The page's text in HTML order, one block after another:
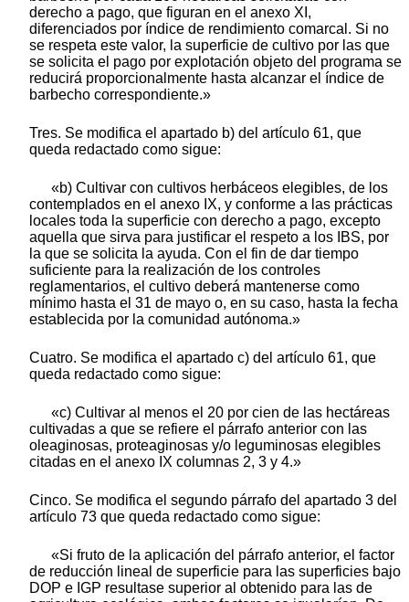
derecho a pago, que figuran en el anexo XI,
diferenciados por índice de rendimiento comarcal. Si no
se respeta este valor, la superficie de cultivo por las que
se solicita el pago por explotación objeto del programa se
reducirá proporcionalmente hasta alcanzar el índice de
barbecho correspondiente.»
Tres. Se modifica el apartado b) del artículo 61, que
queda redactado como sigue:
«b) Cultivar con cultivos herbáceos elegibles, de los
contemplados en el anexo IX, y conforme a las prácticas
locales toda la superficie con derecho a pago, excepto
aquella que sirva para justificar el respeto a los IBS, por
la que se solicita la ayuda. Con el fin de dar tiempo
suficiente para la realización de los controles
reglamentarios, el cultivo deberá mantenerse como
mínimo hasta el 31 de mayo o, en su caso, hasta la fecha
establecida por la comunidad autónoma.»
Cuatro. Se modifica el apartado c) del artículo 61, que
queda redactado como sigue:
«c) Cultivar al menos el 20 por cien de las hectáreas
cultivadas a que se refiere el párrafo anterior con las
oleaginosas, proteaginosas y/o leguminosas elegibles
citadas en el anexo IX columnas 2, 3 y 4.»
Cinco. Se modifica el segundo párrafo del apartado 3 del
artículo 73 que queda redactado como sigue:
«Si fruto de la aplicación del párrafo anterior, el factor
de reducción lineal de superficie para las superficies bajo
DOP e IGP resultase superior al obtenido para las de